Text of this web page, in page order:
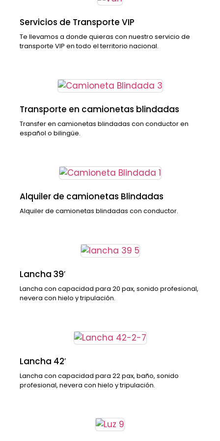
Servicios de Transporte VIP
Te llevamos a donde quieras con nuestro servicio de
transporte VIP en todo el territorio nacional.
Transporte en camionetas blindadas
Transfer en camionetas blindadas con conductor en
español o bilingüe.
Alquiler de camionetas Blindadas
Alquiler de camionetas blindadas con conductor.
Lancha 39′
Lancha con capacidad para 20 pax, sonido profesional,
nevera con hielo y tripulación.
Lancha 42′
Lancha con capacidad para 22 pax, baño, sonido
profesional, nevera con hielo y tripulación.